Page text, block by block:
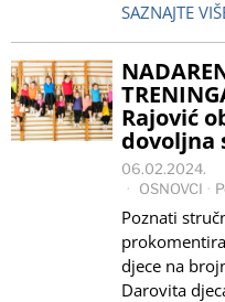
SAZNAJTE
Rajović
dovoljna
06.02.2024.
OSNOVCI ·
Poznati
djece na
Darovita